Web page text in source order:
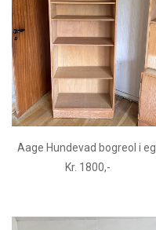
Aage Hundevad bogreol i eg.
Kr. 1800,-